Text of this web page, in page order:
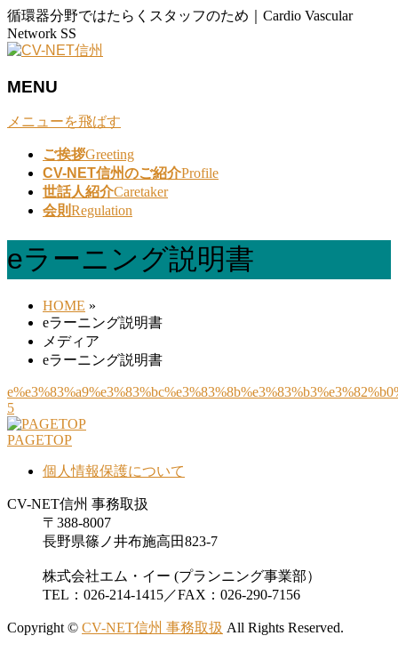
循環器分野ではたらくスタッフのため｜Cardio Vascular
Network SS
MENU
メニューを飛ばす
ご挨拶Greeting
CV-NET信州のご紹介Profile
世話人紹介Caretaker
会則Regulation
eラーニング説明書
HOME »
eラーニング説明書
メディア
eラーニング説明書
5
PAGETOP
個人情報保護について
CV-NET信州 事務取扱
〒388-8007
長野県篠ノ井布施高田823-7
株式会社エム・イー (プランニング事業部）
TEL：026-214-1415／FAX：026-290-7156
Copyright © CV-NET信州 事務取扱 All Rights Reserved.